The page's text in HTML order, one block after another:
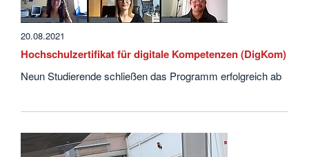
20.08.2021
Hochschulzertifikat für digitale Kompetenzen (DigKom)
Neun Studierende schließen das Programm erfolgreich ab